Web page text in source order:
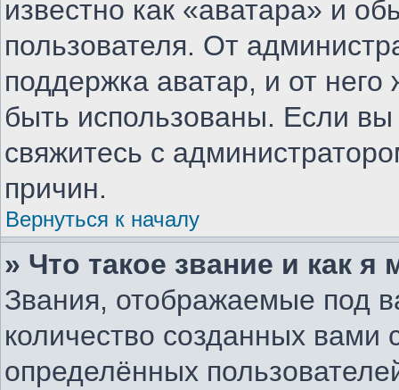
известно как «аватара» и
пользователя. От
поддержка аватар, и от него
быть использованы. Если
свяжитесь с
причин.
Вернуться к началу
» Что такое звание и как я
Звания, отображаемые под
количество созданных
определённых